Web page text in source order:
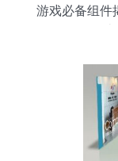
游戏必备组件